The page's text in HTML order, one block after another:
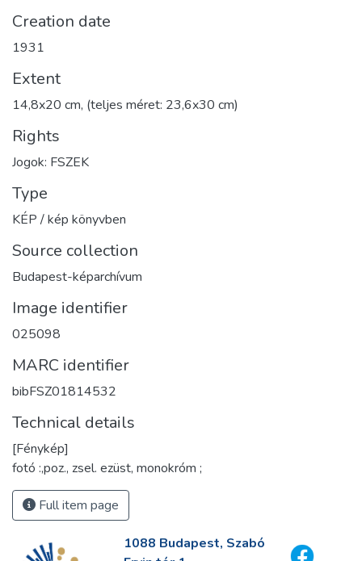
Creation date
1931
Extent
14,8x20 cm, (teljes méret: 23,6x30 cm)
Rights
Jogok: FSZEK
Type
KÉP / kép könyvben
Source collection
Budapest-képarchívum
Image identifier
025098
MARC identifier
bibFSZ01814532
Technical details
[Fénykép]
fotó :,poz., zsel. ezüst, monokróm ;
Full item page
1088 Budapest, Szabó